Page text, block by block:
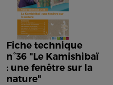
Fiche technique
n°36 "Le Kamishibaï
: une fenêtre sur la
nature"